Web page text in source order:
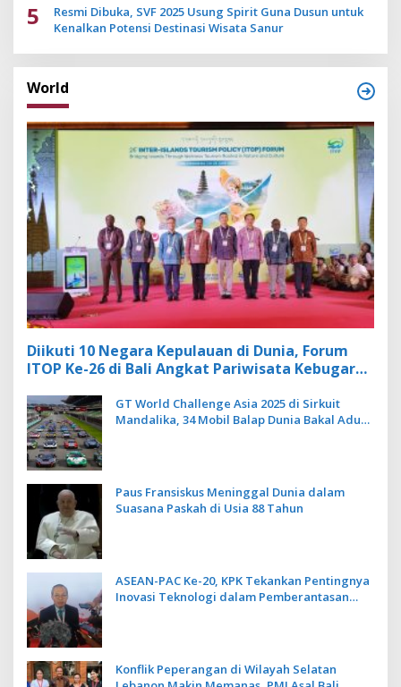
5
Resmi Dibuka, SVF 2025 Usung Spirit Guna Dusun untuk
Kenalkan Potensi Destinasi Wisata Sanur
World
Diikuti 10 Negara Kepulauan di Dunia, Forum
ITOP Ke-26 di Bali Angkat Pariwisata Kebugaran
GT World Challenge Asia 2025 di Sirkuit
Mandalika, 34 Mobil Balap Dunia Bakal Adu
Paus Fransiskus Meninggal Dunia dalam
Suasana Paskah di Usia 88 Tahun
ASEAN-PAC Ke-20, KPK Tekankan Pentingnya
Inovasi Teknologi dalam Pemberantasan
Konflik Peperangan di Wilayah Selatan